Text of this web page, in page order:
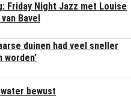
Friday Night Jazz met Louise
Bavel
duinen had veel sneller
worden’
bewust